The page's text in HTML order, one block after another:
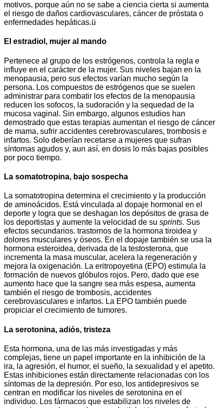
motivos, porque aún no se sabe a ciencia cierta si aumenta
el riesgo de daños cardiovasculares, cáncer de próstata o
enfermedades hepáticas.ü
El estradiol, mujer al mando
Pertenece al grupo de los estrógenos, controla la regla e
influye en el carácter de la mujer. Sus niveles bajan en la
menopausia, pero sus efectos varían mucho según la
persona. Los compuestos de estrógenos que se suelen
administrar para combatir los efectos de la menopausia
reducen los sofocos, la sudoración y la sequedad de la
mucosa vaginal. Sin embargo, algunos estudios han
demostrado que estas terapias aumentan el riesgo de cáncer
de mama, sufrir accidentes cerebrovasculares, trombosis e
infartos. Solo deberían recetarse a mujeres que sufran
síntomas agudos y, aun así, en dosis lo más bajas posibles
por poco tiempo.
La somatotropina, bajo sospecha
La somatotropina determina el crecimiento y la producción
de aminoácidos. Está vinculada al dopaje hormonal en el
deporte y logra que se deshagan los depósitos de grasa de
los deportistas y aumente la velocidad de su sprints. Sus
efectos secundarios. trastornos de la hormona tiroidea y
dolores musculares y óseos. En el dopaje también se usa la
hormona esteroidea, derivada de la testosterona, que
incrementa la masa muscular, acelera la regeneración y
mejora la oxigenación. La eritropoyetina (EPO) estimula la
formación de nuevos glóbulos rojos. Pero, dado que ese
aumento hace que la sangre sea más espesa, aumenta
también el riesgo de trombosis, accidentes
cerebrovasculares e infartos. La EPO también puede
propiciar el crecimiento de tumores.
La serotonina, adiós, tristeza
Esta hormona, una de las más investigadas y más
complejas, tiene un papel importante en la inhibición de la
ira, la agresión, el humor, el sueño, la sexualidad y el apetito.
Estas inhibiciones están directamente relacionadas con los
síntomas de la depresión. Por eso, los antidepresivos se
centran en modificar los niveles de serotonina en el
individuo. Los fármacos que estabilizan los niveles de